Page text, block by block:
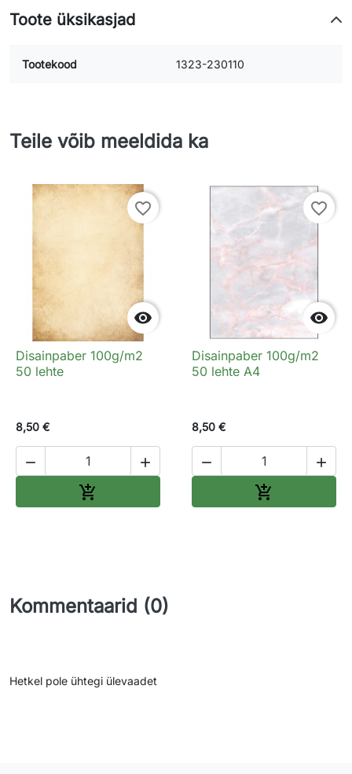
Toote üksikasjad
Tootekood 1323-230110
Teile võib meeldida ka

favorite_border
Disainpaber 100g/m2
50 lehte
8,50 €
 


favorite_border
Disainpaber 100g/m2
50 lehte A4
8,50 €
 

Kommentaarid (0)
Hetkel pole ühtegi ülevaadet